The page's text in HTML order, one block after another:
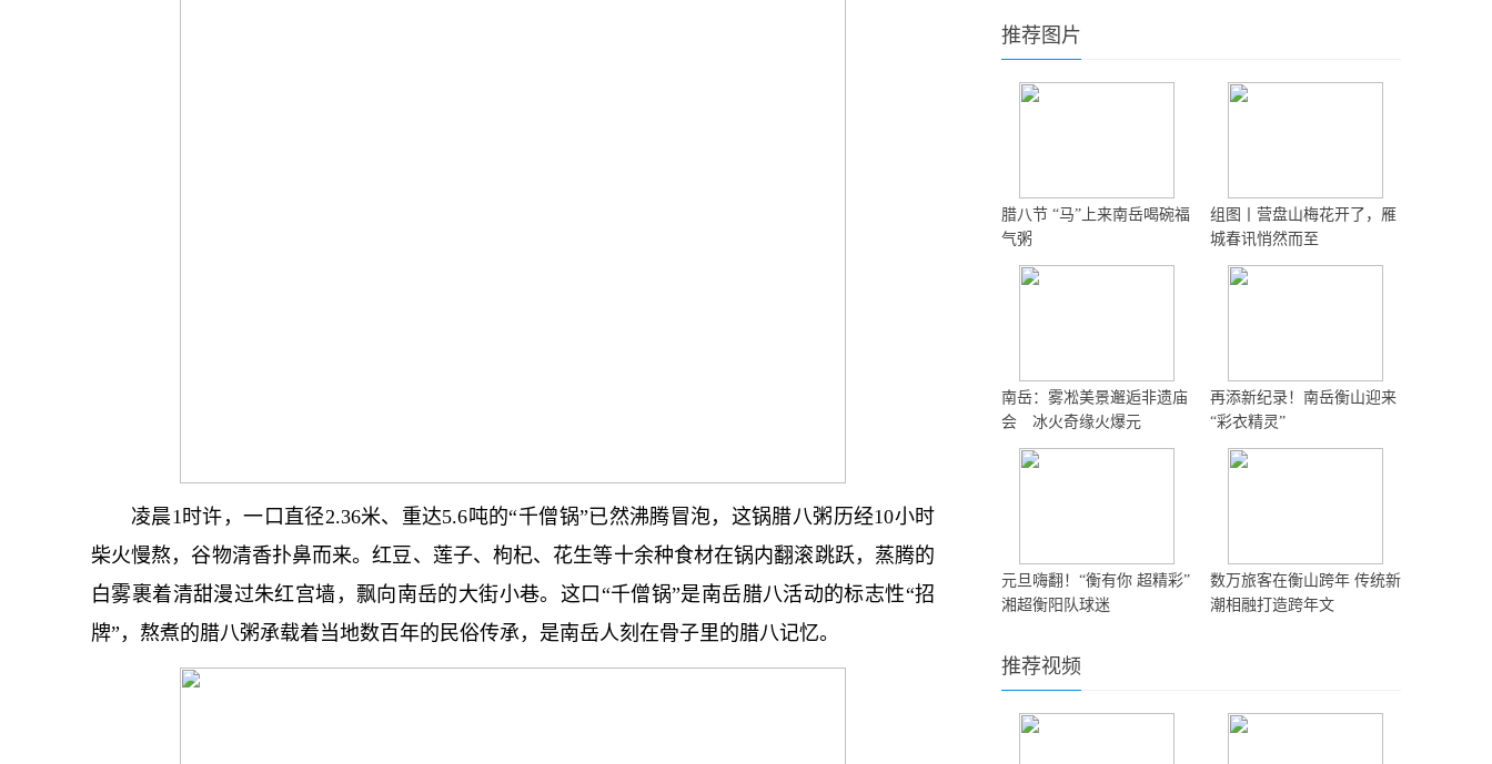
凌晨1时许，一口直径2.36米、重达5.6吨的“千僧锅”已然沸腾冒泡，这锅腊八粥历经10小时
柴火慢熬，谷物清香扑鼻而来。红豆、莲子、枸杞、花生等十余种食材在锅内翻滚跳跃，蒸腾的
白雾裹着清甜漫过朱红宫墙，飘向南岳的大街小巷。这口“千僧锅”是南岳腊八活动的标志性“招
牌”，熬煮的腊八粥承载着当地数百年的民俗传承，是南岳人刻在骨子里的腊八记忆。
推荐图片
腊八节 “马”上来南岳喝碗福
气粥
组图丨营盘山梅花开了，雁
城春讯悄然而至
南岳：雾凇美景邂逅非遗庙
会 冰火奇缘火爆元
再添新纪录！南岳衡山迎来
“彩衣精灵”
元旦嗨翻！“衡有你 超精彩”
湘超衡阳队球迷
数万旅客在衡山跨年 传统新
潮相融打造跨年文
推荐视频